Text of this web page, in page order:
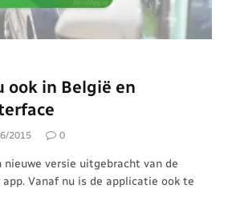
ook in België en
2015 0
versie uitgebracht van de
Vanaf nu is de applicatie ook te